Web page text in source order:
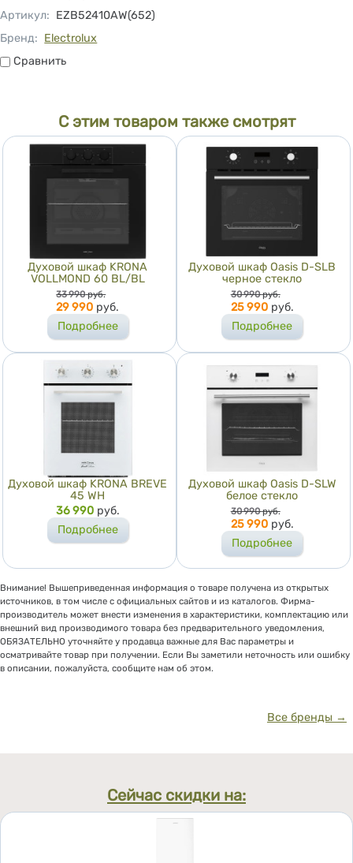
Артикул: EZB52410AW(652)
Бренд: Electrolux
СравнитьСравнить
С этим товаром также смотрят
Духовой шкаф KRONA
VOLLMOND 60 BL/BL
Цена
33 990 руб.
29 990 руб.
Подробнее
Духовой шкаф Oasis D-SLB
черное стекло
Цена
30 990 руб.
25 990 руб.
Подробнее
Духовой шкаф KRONA BREVE
45 WH
Цена
36 990 руб.
Подробнее
Духовой шкаф Oasis D-SLW
белое стекло
Цена
30 990 руб.
25 990 руб.
Подробнее
Внимание! Вышеприведенная информация о товаре получена из открытых
источников, в том числе с официальных сайтов и из каталогов. Фирма-
производитель может внести изменения в характеристики, комплектацию или
внешний вид производимого товара без предварительного уведомления,
ОБЯЗАТЕЛЬНО уточняйте у продавца важные для Вас параметры и
осматривайте товар при получении. Если Вы заметили неточность или ошибку
в описании, пожалуйста, сообщите нам об этом.
Все бренды →
Сейчас скидки на: